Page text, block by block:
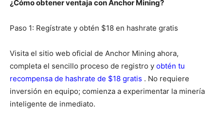
¿Cómo obtener ventaja con Anchor Mining?
Paso 1: Regístrate y obtén $18 en hashrate gratis
Visita el sitio web oficial de Anchor Mining ahora,
completa el sencillo proceso de registro y obtén tu
recompensa de hashrate de $18 gratis . No requiere
inversión en equipo; comienza a experimentar la minería
inteligente de inmediato.